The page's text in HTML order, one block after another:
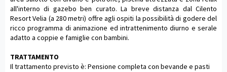
all'interno di gazebo ben curato. La breve distanza dal Cilento
Resort Velia (a 280 metri) offre agli ospiti la possibilità di godere del
ricco programma di animazione ed intrattenimento diurno e serale
adatto a coppie e famiglie con bambini.
TRATTAMENTO
Il trattamento previsto è: Pensione completa con bevande e pasti